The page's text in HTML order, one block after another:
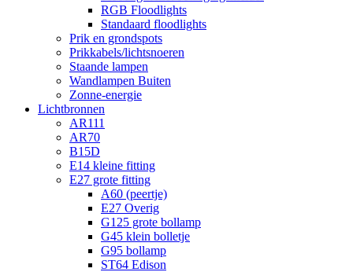
RGB Floodlights
Standaard floodlights
Prik en grondspots
Prikkabels/lichtsnoeren
Staande lampen
Wandlampen Buiten
Zonne-energie
Lichtbronnen
AR111
AR70
B15D
E14 kleine fitting
E27 grote fitting
A60 (peertje)
E27 Overig
G125 grote bollamp
G45 klein bolletje
G95 bollamp
ST64 Edison